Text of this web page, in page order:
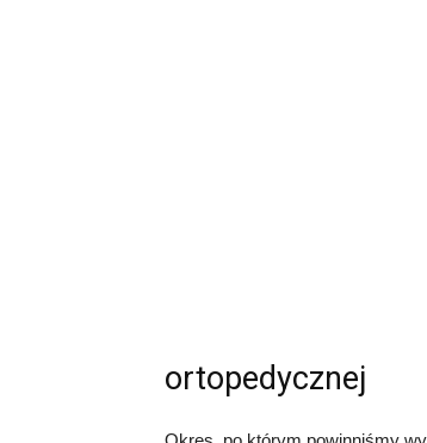
ortopedycznej